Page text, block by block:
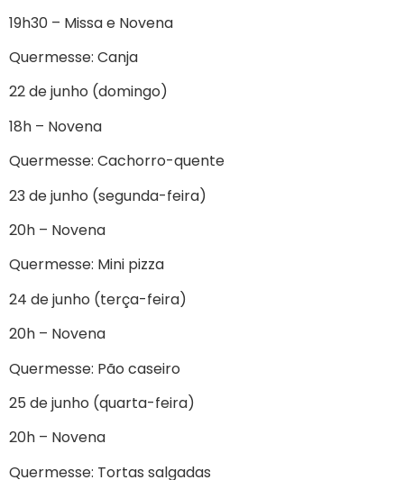
19h30 – Missa e Novena
Quermesse: Canja
22 de junho (domingo)
18h – Novena
Quermesse: Cachorro-quente
23 de junho (segunda-feira)
20h – Novena
Quermesse: Mini pizza
24 de junho (terça-feira)
20h – Novena
Quermesse: Pão caseiro
25 de junho (quarta-feira)
20h – Novena
Quermesse: Tortas salgadas